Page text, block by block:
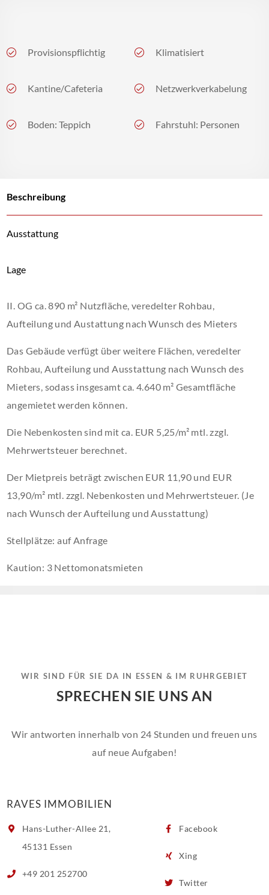
Provisionspflichtig Klimatisiert
Kantine/Cafeteria Netzwerkverkabelung
Boden: Teppich Fahrstuhl: Personen
Beschreibung
Ausstattung
Lage
II. OG ca. 890 m² Nutzfläche, veredelter Rohbau,
Aufteilung und Austattung nach Wunsch des Mieters
Das Gebäude verfügt über weitere Flächen, veredelter
Rohbau, Aufteilung und Ausstattung nach Wunsch des
Mieters, sodass insgesamt ca. 4.640 m² Gesamtfläche
angemietet werden können.
Die Nebenkosten sind mit ca. EUR 5,25/m² mtl. zzgl.
Mehrwertsteuer berechnet.
Der Mietpreis beträgt zwischen EUR 11,90 und EUR
13,90/m² mtl. zzgl. Nebenkosten und Mehrwertsteuer. (Je
nach Wunsch der Aufteilung und Ausstattung)
Stellplätze: auf Anfrage
Kaution: 3 Nettomonatsmieten
WIR SIND FÜR SIE DA IN ESSEN & IM RUHRGEBIET
SPRECHEN SIE UNS AN
Wir antworten innerhalb von 24 Stunden und freuen uns
auf neue Aufgaben!
RAVES IMMOBILIEN
Hans-Luther-Allee 21,
45131 Essen
+49 201 252700
Facebook
Xing
Twitter